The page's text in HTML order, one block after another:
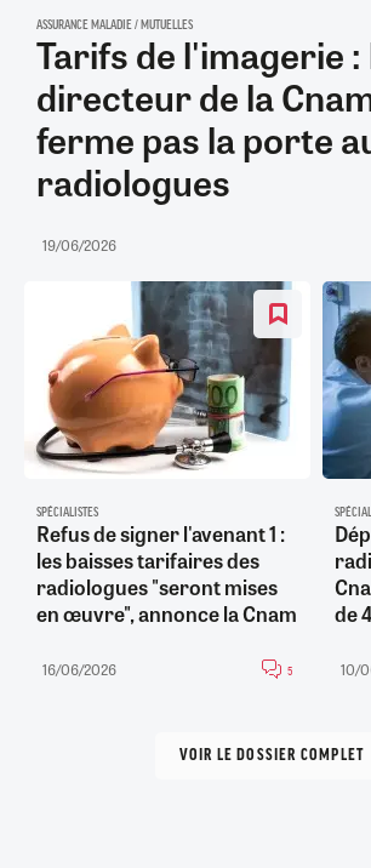
ASSURANCE MALADIE / MUTUELLES
Tarifs de l'imagerie :
directeur de la
ferme pas la porte
radiologues
19/06/2026
SPÉCIALISTES
Refus de signer l'avenant 1 :
les baisses tarifaires des
radiologues "seront mises
en œuvre", annonce la Cnam
16/06/2026 5
de
10/
VOIR LE DOSSIER COMPLET